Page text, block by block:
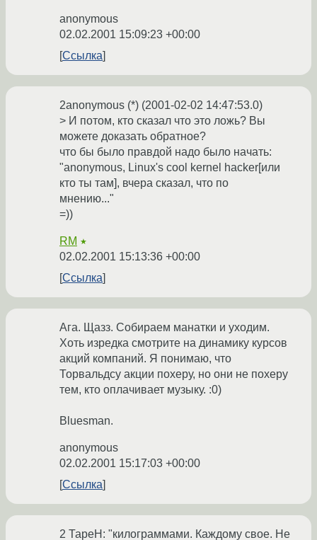
anonymous
02.02.2001 15:09:23 +00:00
Ссылка
2anonymous (*) (2001-02-02 14:47:53.0)
> И потом, кто сказал что это ложь? Вы
можете доказать обратное?
что бы было правдой надо было начать:
"anonymous, Linux's cool kernel hacker[или
кто ты там], вчера сказал, что по
мнению..."
=))
RM ★
02.02.2001 15:13:36 +00:00
Ссылка
Ага. Щазз. Собираем манатки и уходим.
Хоть изредка смотрите на динамику курсов
акций компаний. Я понимаю, что
Торвальдсу акции похеру, но они не похеру
тем, кто оплачивает музыку. :0)
Bluesman.
anonymous
02.02.2001 15:17:03 +00:00
Ссылка
2 ТареН: "килограммами. Каждому свое. Не